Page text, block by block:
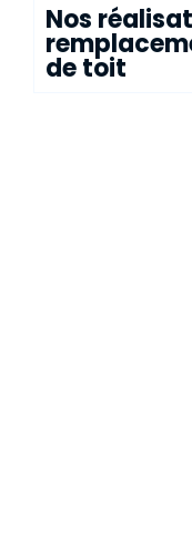
Nos
de toit